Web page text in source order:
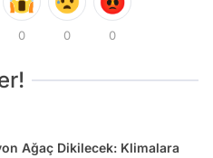
0 0 0
Ağaç Dikilecek: Klimalara